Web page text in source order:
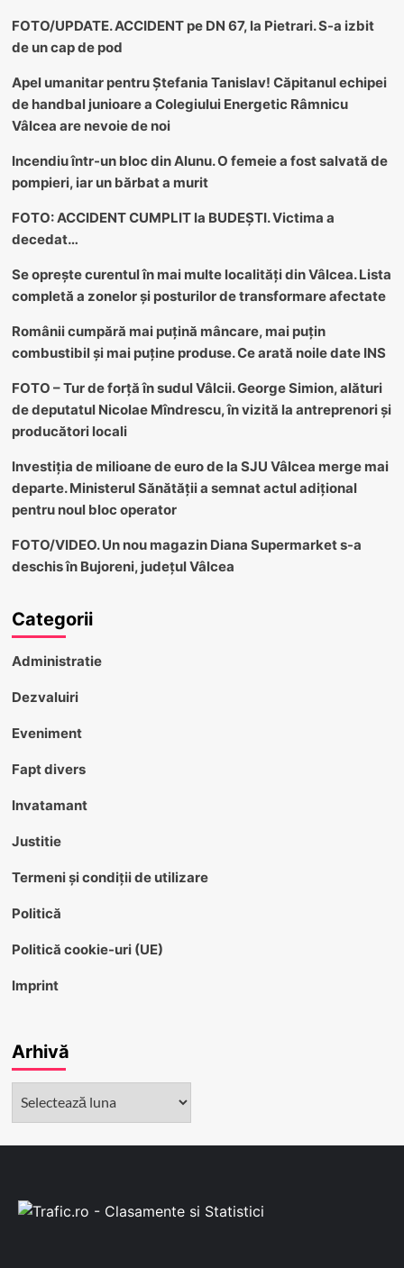
FOTO/UPDATE. ACCIDENT pe DN 67, la Pietrari. S-a izbit
de un cap de pod
Apel umanitar pentru Ștefania Tanislav! Căpitanul echipei
de handbal junioare a Colegiului Energetic Râmnicu
Vâlcea are nevoie de noi
Incendiu într-un bloc din Alunu. O femeie a fost salvată de
pompieri, iar un bărbat a murit
FOTO: ACCIDENT CUMPLIT la BUDEȘTI. Victima a
decedat…
Se oprește curentul în mai multe localități din Vâlcea. Lista
completă a zonelor și posturilor de transformare afectate
Românii cumpără mai puțină mâncare, mai puțin
combustibil și mai puține produse. Ce arată noile date INS
FOTO – Tur de forță în sudul Vâlcii. George Simion, alături
de deputatul Nicolae Mîndrescu, în vizită la antreprenori și
producători locali
Investiția de milioane de euro de la SJU Vâlcea merge mai
departe. Ministerul Sănătății a semnat actul adițional
pentru noul bloc operator
FOTO/VIDEO. Un nou magazin Diana Supermarket s-a
deschis în Bujoreni, județul Vâlcea
Categorii
Administratie
Dezvaluiri
Eveniment
Fapt divers
Invatamant
Justitie
Termeni și condiții de utilizare
Politică
Politică cookie-uri (UE)
Imprint
Arhivă